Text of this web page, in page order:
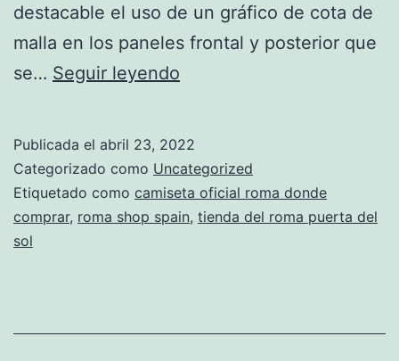
destacable el uso de un gráfico de cota de
malla en los paneles frontal y posterior que
se… Seguir leyendo
para
mujeres
Publicada el abril 23, 2022
Categorizado como Uncategorized
Etiquetado como camiseta oficial roma donde
comprar, roma shop spain, tienda del roma puerta del
sol